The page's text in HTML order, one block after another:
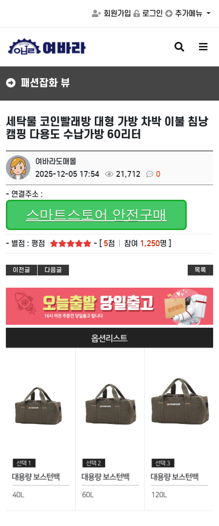
회원가입 로그인 추가메뉴
검
색
버
메
버
패션잡화 뷰
세탁물 코인빨래방 대형 가방 차박 이불 침낭
캠핑 다용도 수납가방 60리터
여바라도매몰
2025-12-05 17:54
21,712 0
- 연결주소 :
스마트스토어 안전구매
- 별점 : 평점 - [ 5점 참여 1,250명 ]
이전글 다음글 목록